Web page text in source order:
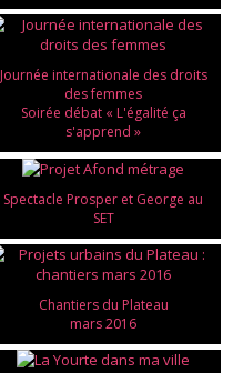
Journée internationale des droits
des femmes
Soirée débat « L'égalité ça
s'apprend »
Spectacle Prosper et George au
SET
Chantiers du Plateau
mars 2016